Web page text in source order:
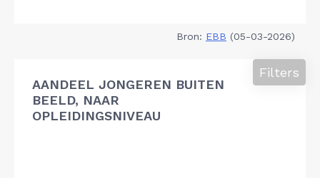
Bron: EBB (05-03-2026)
AANDEEL JONGEREN BUITEN
BEELD, NAAR
OPLEIDINGSNIVEAU
Filters